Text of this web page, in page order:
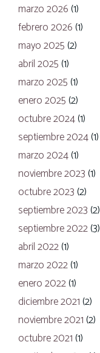
marzo 2026 (1)
febrero 2026 (1)
mayo 2025 (2)
abril 2025 (1)
marzo 2025 (1)
enero 2025 (2)
octubre 2024(1)
septiembre 2024(1)
marzo 2024(1)
noviembre 2023 (1)
octubre 2023 (2)
septiembre 2023 (2)
septiembre 2022(3)
abril 2022(1)
marzo 2022(1)
enero 2022(1)
diciembre 2021 (2)
noviembre 2021 (2)
octubre 2021 (1)